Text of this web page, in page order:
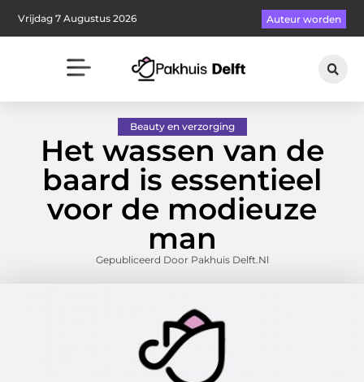
Vrijdag 7 Augustus 2026 Auteur worden
Beauty en verzorging
Het wassen van de
baard is essentieel
voor de modieuze
man
Gepubliceerd Door Pakhuis Delft.nl